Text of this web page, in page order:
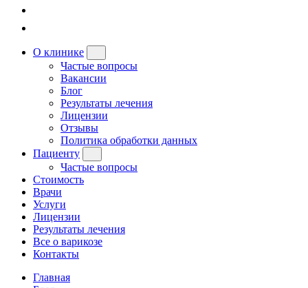
О клинике
Частые вопросы
Вакансии
Блог
Результаты лечения
Лицензии
Отзывы
Политика обработки данных
Пациенту
Частые вопросы
Стоимость
Врачи
Услуги
Лицензии
Результаты лечения
Все о варикозе
Контакты
Главная